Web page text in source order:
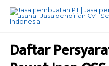
Daftar